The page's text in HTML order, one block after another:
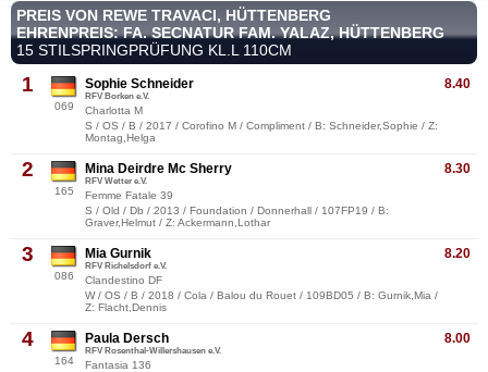
PREIS VON REWE TRAVACI, HÜTTENBERG
EHRENPREIS: FA. SECNATUR FAM. YALAZ, HÜTTENBERG
15 STILSPRINGPRÜFUNG KL.L 110CM
1
069
8.40
Sophie Schneider
RFV Borken e.V.
Charlotta M
S / OS / B / 2017 / Corofino M / Compliment / B: Schneider,Sophie / Z:
Montag,Helga
2
165
8.30
Mina Deirdre Mc Sherry
RFV Wetter e.V.
Femme Fatale 39
S / Old / Db / 2013 / Foundation / Donnerhall / 107FP19 / B:
Graver,Helmut / Z: Ackermann,Lothar
3
086
8.20
Mia Gurnik
RFV Richelsdorf e.V.
Clandestino DF
W / OS / B / 2018 / Cola / Balou du Rouet / 109BD05 / B: Gurnik,Mia /
Z: Flacht,Dennis
4
164
8.00
Paula Dersch
RFV Rosenthal-Willershausen e.V.
Fantasia 136